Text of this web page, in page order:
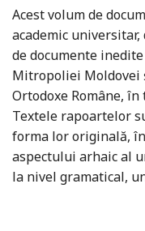
Acest volum de
academic
de documente
Mitropoliei Moldovei
Ortodoxe Române,
Textele rapoartelor
forma lor originală,
aspectului arhaic al
la nivel gramatical,